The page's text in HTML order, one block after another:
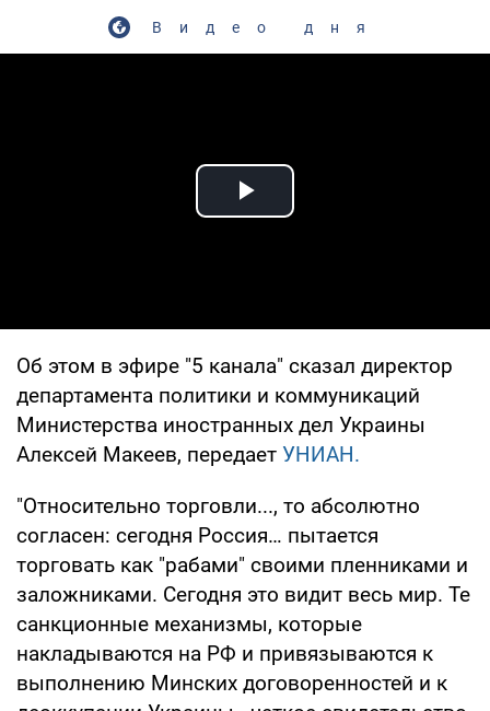
Видео дня
Play Video
Об этом в эфире "5 канала" сказал директор
департамента политики и коммуникаций
Министерства иностранных дел Украины
Алексей Макеев, передает УНИАН.
"Относительно торговли..., то абсолютно
согласен: сегодня Россия… пытается
торговать как "рабами" своими пленниками и
заложниками. Сегодня это видит весь мир. Те
санкционные механизмы, которые
накладываются на РФ и привязываются к
выполнению Минских договоренностей и к